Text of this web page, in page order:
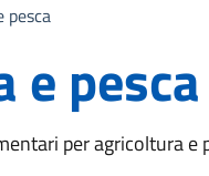
pesca
e pesca
per agricoltura e